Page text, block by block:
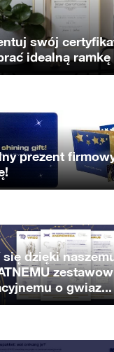
swój
idealną ramkę
prezent
dzięki
o gwiaz...